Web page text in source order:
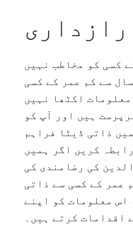
عمر کے کسی کو مخاطب نہیں
کرتی ہے۔ ہم جان بوجھ کر 13 سال سے کم عمر کے کسی
اکٹھا نہیں
ہیں اور آپ کو
ذاتی ڈیٹا فراہم
کریں اگر ہمیں
کی رضامندی کی
13 سال سے کم عمر کے کسی سے ذاتی
اس معلومات کو اپنے
کرتے ہیں۔